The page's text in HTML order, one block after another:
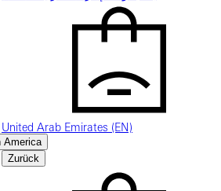
United Arab Emirates (EN)
America
Zurück